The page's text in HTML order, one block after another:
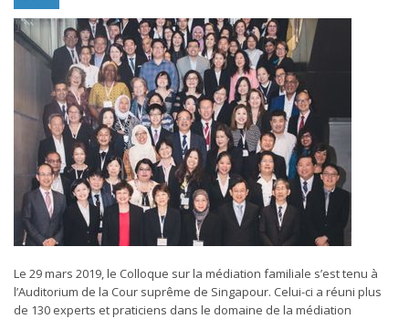
Le 29 mars 2019, le Colloque sur la médiation familiale s’est tenu à
l’Auditorium de la Cour suprême de Singapour. Celui-ci a réuni plus
de 130 experts et praticiens dans le domaine de la médiation